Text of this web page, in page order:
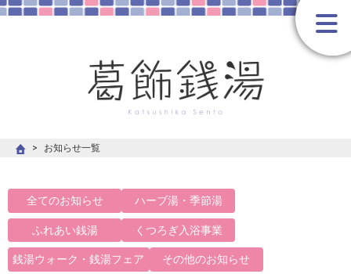
お知らせ一覧
全てのお知らせ ハーブ湯・季節湯
ふれあい銭湯 くつろぎ入浴事業
銭湯ウォーク・銭湯フェア その他のお知らせ